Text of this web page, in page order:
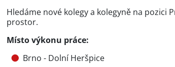
Hledáme nové kolegy a kolegyně na pozici
prostor.
Místo výkonu práce:
Brno - Dolní Heršpice